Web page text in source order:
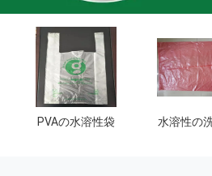
生分解性のごみ袋